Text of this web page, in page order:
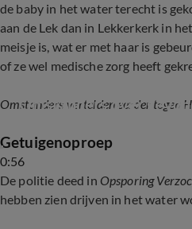
de baby in het water terecht is
aan de Lek dan in Lekkerkerk in
meisje is, wat er met haar is
of ze wel medische zorg heeft
Omstanders vertelden eerder tegen
0:56
Omstanders over
Getuigenoproep
De politie deed in Opsporing
hebben zien drijven in het water